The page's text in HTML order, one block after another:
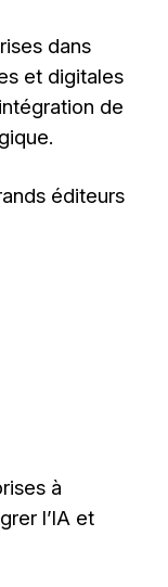
dans
et digitales
de
éditeurs
à
l’IA et